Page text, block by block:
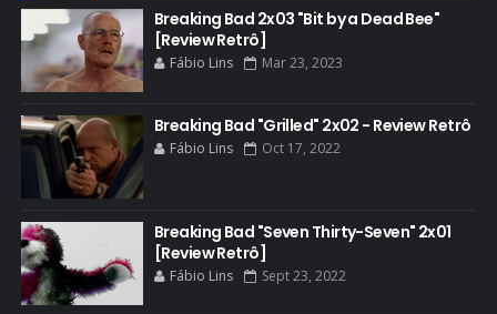
BASTIDORES
BATTLE CREEK
BETSY BRANDT
BETTER CALL SAUL
BLOOPERS
BLU-RAY
BOB ODENKIRK
BOB ODENKIRK CINEMA
BOB ODENKIRK TV
Breaking Bad 2x03 "Bit by a Dead Bee"
[Review Retrô]
Fábio Lins Mar 23, 2023
Breaking Bad "Grilled" 2x02 - Review Retrô
Fábio Lins Oct 17, 2022
Breaking Bad "Seven Thirty-Seven" 2x01
[Review Retrô]
Fábio Lins Sept 23, 2022